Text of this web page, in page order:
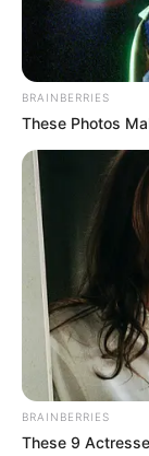
BRAINBERRIES
These Photos
BRAINBERRIES
These 9